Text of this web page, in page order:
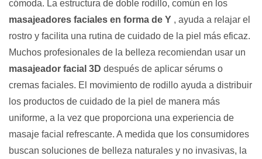
cómoda. La estructura de doble rodillo, común en los
masajeadores faciales en forma de Y , ayuda a relajar el
rostro y facilita una rutina de cuidado de la piel más eficaz.
Muchos profesionales de la belleza recomiendan usar un
masajeador facial 3D después de aplicar sérums o
cremas faciales. El movimiento de rodillo ayuda a distribuir
los productos de cuidado de la piel de manera más
uniforme, a la vez que proporciona una experiencia de
masaje facial refrescante. A medida que los consumidores
buscan soluciones de belleza naturales y no invasivas, la